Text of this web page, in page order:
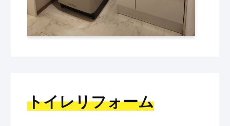
トイレリフォーム